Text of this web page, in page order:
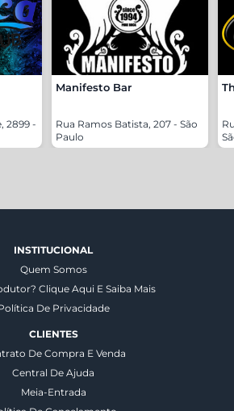
2899 -
Manifesto Bar
Rua Ramos Batista, 207 - São
Paulo
INSTITUCIONAL
Quem Somos
Clique Aqui E Saiba Mais
De Privacidade
CLIENTES
De Compra E Venda
Central De Ajuda
Meia-Entrada